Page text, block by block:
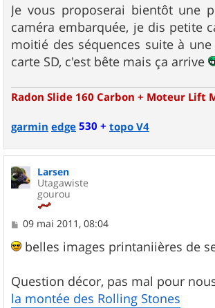
Je vous proposerai bientôt une
caméra embarquée, je dis petite
moitié des séquences suite à
carte SD, c'est bête mais ça arrive
Radon Slide 160 Carbon + Moteur Lift
garmin edge530 + topo V4
Larsen
Utagawiste
gourou
M
s
g
e
09 mai 2011, 08:04
belles images printaniières de
Question décor, pas mal pour
la montée des Rolling Stones